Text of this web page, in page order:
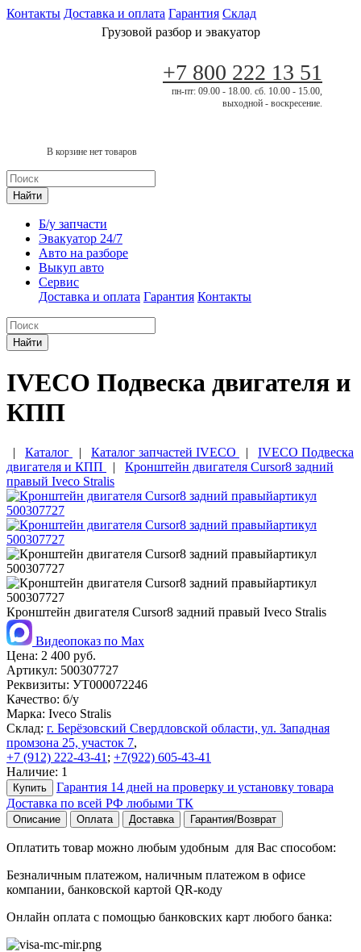
Контакты Доставка и оплата Гарантия Склад
Грузовой разбор и эвакуатор
+7 800 222 13 51
пн-пт: 09.00 - 18.00. сб. 10.00 - 15.00,
выходной - воскресение.
В корзине нет товаров
Найти
Б/у запчасти
Эвакуатор 24/7
Авто на разборе
Выкуп авто
Сервис
Доставка и оплата Гарантия Контакты
Найти
IVECO Подвеска двигателя и
КПП
| Каталог | Каталог запчастей IVECO | IVECO Подвеска
двигателя и КПП
| Кронштейн двигателя Cursor8 задний
правый Iveco Stralis
Кронштейн двигателя Cursor8 задний правый Iveco Stralis
Видеопоказ по Max
Цена: 2 400 руб.
Артикул: 500307727
Реквизиты: УТ000072246
Качество: б/у
Марка: Iveco Stralis
Склад: г. Берёзовский Свердловской области, ул. Западная
промзона 25, участок 7,
+7 (912) 222-43-41 ; +7(922) 605-43-41
Наличие: 1
Купить
Гарантия 14 дней на проверку и установку товара
Доставка по всей РФ любыми ТК
Описание Оплата Доставка Гарантия/Возврат
Оплатить товар можно любым удобным для Вас способом:
Безналичным платежом, наличным платежом в офисе
компании, банковской картой QR-коду
Онлайн оплата с помощью банковских карт любого банка: